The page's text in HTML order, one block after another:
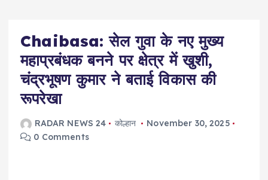
Chaibasa: सेल गुवा के नए मुख्य
महाप्रबंधक बनने पर क्षेत्र में खुशी,
चंद्रभूषण कुमार ने बताई विकास की
रूपरेखा
RADAR NEWS 24 कोल्हान
November 30, 2025
0 Comments